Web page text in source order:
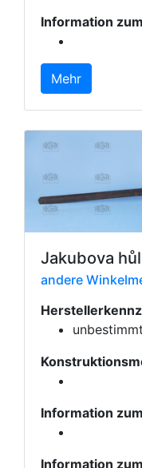
Information
Mehr
Jakubova
andere
unbestimmt
Information
Information